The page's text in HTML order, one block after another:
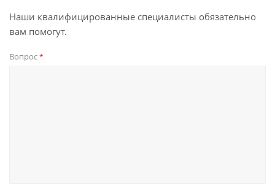
Наши квалифицированные специалисты обязательно
вам помогут.
Вопрос*